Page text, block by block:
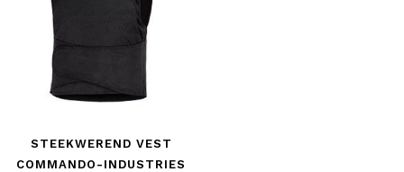
STEEKWEREND VEST
COMMANDO-INDUSTRIES